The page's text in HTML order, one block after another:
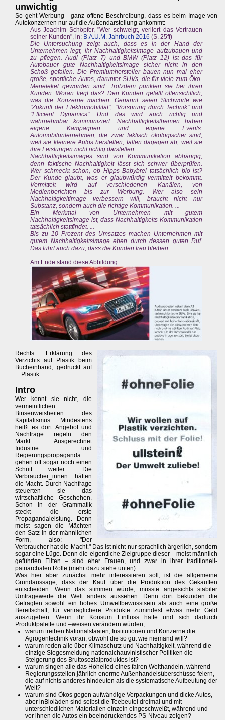
unwichtig
So geht Werbung - ganz offene Beschreibung, dass es beim Image von
Autokonzernen nur auf die Außendarstellung ankommt:
Aus Joachim Schöpfer, "Wer schweigt, verliert das Vertrauen
seiner Kunden", in: B.A.U.M. Jahrbuch 2016 (S. 25ff)
Die Untersuchung zeigt auch, dass es in der Hand der
Unternehmen legt, ihr Nachhaltigkeitsimage aufzubauen und
zu pflegen. Audi (Platz 7) und BMW (Platz 12) ist das für
Autobauer gute Nachhaltigkeitsimage sicher nicht in den
Schoß gefallen. Die Premiumhersteller bauen nun mal eher
große, sportliche Autos, darunter SUVs, die für viele zum Öko-
Menetekel geworden sind. Trotzdem punkten sie bei ihren
Kunden. Woran liegt das? Den Kunden gefällt offensichtlich,
was die Konzerne machen. Genannt seien Stichworte wie
"Zukunft der Elektromobilität", "Vorsprung durch Technik" und
"Efficient Dynamics". Und das wird auch richtig und
wahrnehmbar kommuniziert. Nachhaltigkeitsthemen haben
eigene Kampagnen und eigene Events.
Automobilunternehmen, die zwar faktisch ökologischer sind,
weil sie kleinere Autos herstellen, fallen dagegen ab, weil sie
ihre Leistungen nicht richtig darstellen. ...
Nachhaltigkeitsimages sind von Kommunikation abhängig,
denn faktische Nachhaltigkeit lässt sich schwer überprüfen.
Wer schmeckt schon, ob Hipps Babybrei tatsächlich bio ist?
Der Kunde glaubt, was er glaubwürdig vermittelt bekommt.
Vermittelt wird auf verschiedenen Kanälen, von
Medienberichten bis zur Werbung. Wer also sein
Nachhaltigkeitimage verbessern will, braucht nicht nur
Substanz, sondern auch die richtige Kommunikation. ...
Ein Merkmal von Unternehmen mit gutem
Nachhaltigkeitsimage ist, dass Nachhaltigkeits-Kommunikation
tatsächlich stattfindet. ...
Bis zu 10 Prozent des Umsatzes machen Unternehmen mit
gutem Nachhaltigkeitsimage eben durch dessen guten Ruf.
Das führt auch dazu, dass die Kunden treu bleiben.
Am Ende stand diese Abbildung:
Rechts: Erklärung des
Verzichts auf Plastik beim
Bucheinband, gedruckt auf
... Plastik.
Intro
Wer kennt sie nicht, die
vermeintlichen
Binsenweisheiten des
Kapitalismus. Mindestens
heißt es dort: Angebot und
Nachfrage regeln den
Markt. Ausgerechnet
Industrie und
Regierungspropaganda
gehen oft sogar noch einen
Schritt weiter: Die
Verbraucher_innen hätten
die Macht. Durch Nachfrage
steuerten sie das
wirtschaftliche Geschehen.
Schon in der Grammatik
steckt die erste
Propagandaleistung. Denn
meist sagen die Mächten
den Satz in der männlichen
Form, also: "Der
Verbraucher hat die Macht." Das ist nicht nur sprachlich ärgerlich, sondern
sogar eine Lüge. Denn die eigentliche Zielgruppe dieser – meist männlich
geführten Eliten – sind eher Frauen, und zwar in ihrer traditionell-
patriarchalen Rolle (mehr dazu siehe unten).
Was hier aber zunächst mehr interessieren soll, ist die allgemeine
Grundaussage, dass der Kauf über die Produktion des Gekauften
entscheiden. Wenn das stimmen würde, müsste angesichts stabiler
Umfragewerte die Welt anders aussehen. Denn dort bekunden die
Gefragten sowohl ein hohes Umweltbewusstsein als auch eine große
Bereitschaft, für verträglichere Produkte zumindest etwas mehr Geld
auszugeben. Wenn ihr Konsum Einfluss hätte und sich dadurch
Produktpalette und –weisen verändern würden, …
warum treiben Nationalstaaten, Institutionen und Konzerne die
Agrogentechnik voran, obwohl die so gut wie niemand will?
warum reden alle über Klimaschutz und Nachhaltigkeit, während die
einzige Siegesmeldung nationalchauvinistischer Politiken die
Steigerung des Bruttosozialproduktes ist?
warum singen alle das Hohelied eines fairen Welthandeln, während
Regierungsstellen jährlich enorme Außenhandelsüberschüsse feiern,
die auf nichts anderes hindeuten als die systematische Aufbeutung der
Welt?
warum sind Ökos gegen aufwändige Verpackungen und dicke Autos,
aber inBioläden sind selbst die Teebeutel dreimal und mit
unterschiedlichen Materialien einzeln eingeschweißt, während und
vor ihnen die Autos ein beeindruckendes PS-Niveau zeigen?